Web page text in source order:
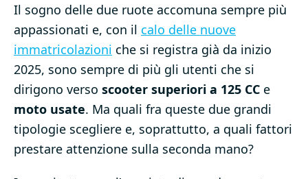
Il sogno delle due ruote accomuna sempre più
appassionati e, con il calo delle nuove
immatricolazioni che si registra già da inizio
2025, sono sempre di più gli utenti che si
dirigono verso scooter superiori a 125 CC e
moto usate. Ma quali fra queste due grandi
tipologie scegliere e, soprattutto, a quali fattori
prestare attenzione sulla seconda mano?